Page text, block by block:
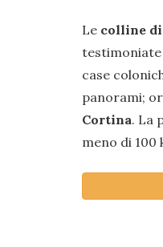
Le colline
testimoniate
case
panorami;
Cortina. La
meno di 100